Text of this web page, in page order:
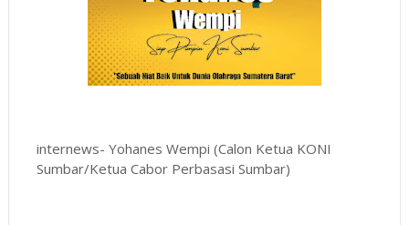
internews- Yohanes Wempi (Calon Ketua KONI
Sumbar/Ketua Cabor Perbasasi Sumbar)